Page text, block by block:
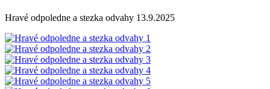
Hravé odpoledne a stezka odvahy 13.9.2025